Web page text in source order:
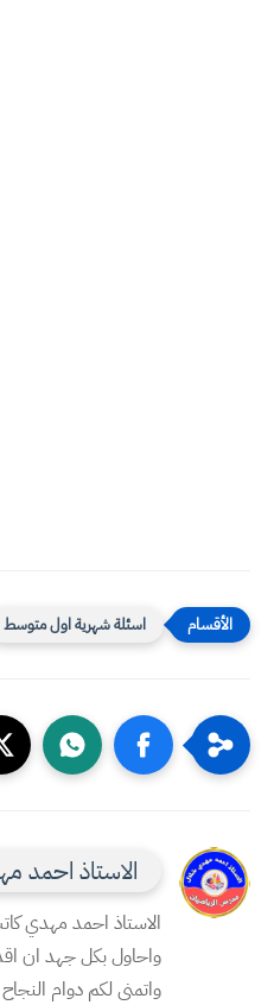
اسئلة شهرية اول متوسط
الاستاذ احمد
الاستاذ احمد مهدي
واحاول بكل جهد ان
واتمنى لكم دوام